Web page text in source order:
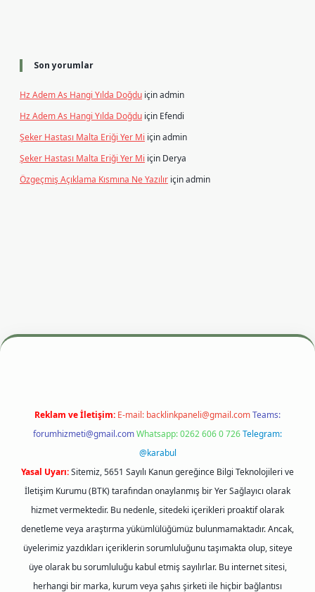
Son yorumlar
Hz Adem As Hangi Yılda Doğdu içinadmin
Hz Adem As Hangi Yılda Doğdu için Efendi
Şeker Hastası Malta Eriği Yer Mi içinadmin
Şeker Hastası Malta Eriği Yer Mi için Derya
Özgeçmiş Açıklama Kısmına Ne Yazılır içinadmin
betexper.xyzm elexbet
Reklam ve İletişim: E-mail: backlinkpaneli@gmail.comTeams:
forumhizmeti@gmail.comWhatsapp: 0262 606 0 726Telegram:
@karabul
Yasal Uyarı:Sitemiz, 5651 Sayılı Kanun gereğince Bilgi Teknolojileri ve
İletişim Kurumu (BTK) tarafından onaylanmış bir Yer Sağlayıcı olarak
hizmet vermektedir. Bu nedenle, sitedeki içerikleri proaktif olarak
denetleme veya araştırma yükümlülüğümüz bulunmamaktadır. Ancak,
üyelerimiz yazdıkları içeriklerin sorumluluğunu taşımakta olup, siteye
üye olarak bu sorumluluğu kabul etmiş sayılırlar. Bu internet sitesi,
herhangi bir marka, kurum veya şahıs şirketi ile hiçbir bağlantısı